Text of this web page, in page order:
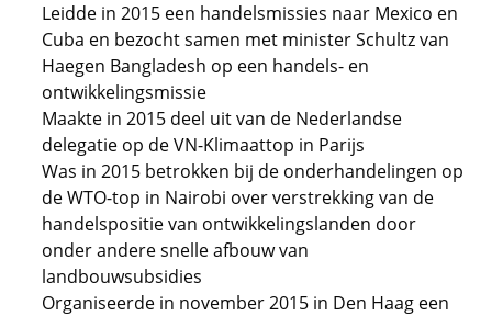
Leidde in 2015 een handelsmissies naar Mexico en
Cuba en bezocht samen met minister Schultz van
Haegen Bangladesh op een handels- en
ontwikkelingsmissie
Maakte in 2015 deel uit van de Nederlandse
delegatie op de VN-Klimaattop in Parijs
Was in 2015 betrokken bij de onderhandelingen op
de WTO-top in Nairobi over verstrekking van de
handelspositie van ontwikkelingslanden door
onder andere snelle afbouw van
landbouwsubsidies
Organiseerde in november 2015 in Den Haag een